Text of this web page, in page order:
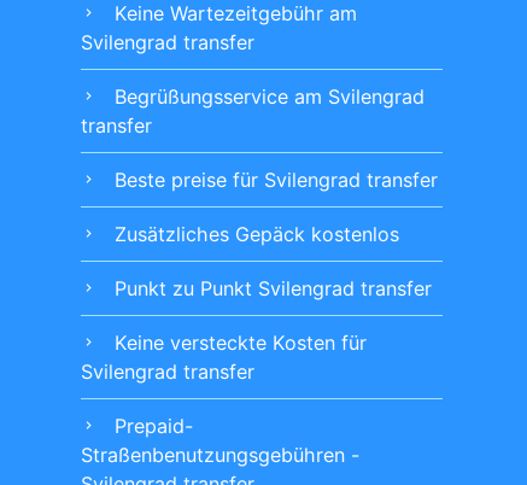
chevron_right
Keine Wartezeitgebühr am
Svilengrad transfer
chevron_right
Begrüßungsservice am Svilengrad
transfer
chevron_right Beste preise für Svilengrad transfer
chevron_right Zusätzliches Gepäck kostenlos
chevron_right Punkt zu Punkt Svilengrad transfer
chevron_right
Keine versteckte Kosten für
Svilengrad transfer
chevron_right
Prepaid-
Straßenbenutzungsgebühren -